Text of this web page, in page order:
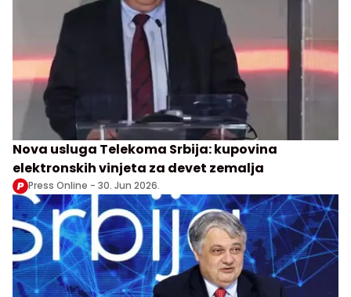
Nova usluga Telekoma Srbija: kupovina
elektronskih vinjeta za devet zemalja
Press Online - 30. Jun 2026.